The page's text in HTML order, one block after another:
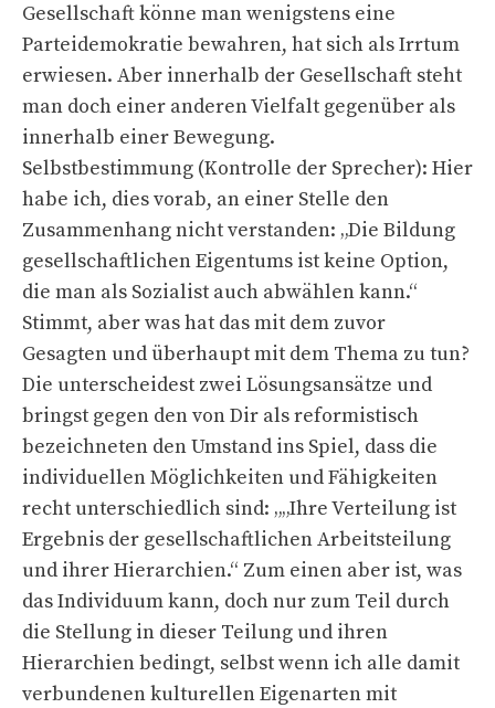
Gesellschaft könne man wenigstens eine
Parteidemokratie bewahren, hat sich als Irrtum
erwiesen. Aber innerhalb der Gesellschaft steht
man doch einer anderen Vielfalt gegenüber als
innerhalb einer Bewegung.
Selbstbestimmung (Kontrolle der Sprecher): Hier
habe ich, dies vorab, an einer Stelle den
Zusammenhang nicht verstanden: „Die Bildung
gesellschaftlichen Eigentums ist keine Option,
die man als Sozialist auch abwählen kann.“
Stimmt, aber was hat das mit dem zuvor
Gesagten und überhaupt mit dem Thema zu tun?
Die unterscheidest zwei Lösungsansätze und
bringst gegen den von Dir als reformistisch
bezeichneten den Umstand ins Spiel, dass die
individuellen Möglichkeiten und Fähigkeiten
recht unterschiedlich sind: „„Ihre Verteilung ist
Ergebnis der gesellschaftlichen Arbeitsteilung
und ihrer Hierarchien.“ Zum einen aber ist, was
das Individuum kann, doch nur zum Teil durch
die Stellung in dieser Teilung und ihren
Hierarchien bedingt, selbst wenn ich alle damit
verbundenen kulturellen Eigenarten mit